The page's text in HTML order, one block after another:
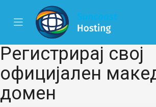
Mobile
Menu
Регистрирај свој
официјален
домен